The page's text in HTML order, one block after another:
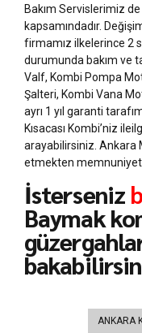
Bakım Servislerimiz
kapsamındadır.
firmamız ilkelerince 2
durumunda bakım ve
Valf, Kombi Pompa
Şalteri, Kombi Vana
ayrı 1 yıl garanti
Kısacası Kombi’niz
arayabilirsiniz. Ankara
etmekten memnuniyet
İsterseniz
Baymak
ANKARA